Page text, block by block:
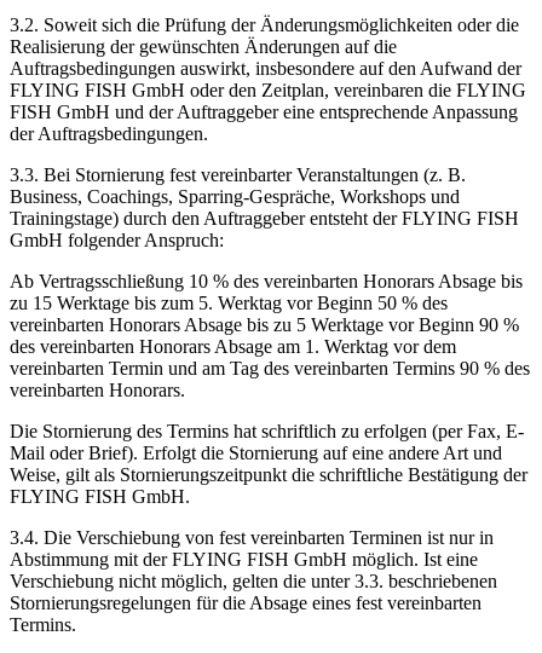
3.2. Soweit sich die Prüfung der Änderungsmöglichkeiten oder die
Realisierung der gewünschten Änderungen auf die
Auftragsbedingungen auswirkt, insbesondere auf den Aufwand der
FLYING FISH GmbH oder den Zeitplan, vereinbaren die FLYING
FISH GmbH und der Auftraggeber eine entsprechende Anpassung
der Auftragsbedingungen.
3.3. Bei Stornierung fest vereinbarter Veranstaltungen (z. B.
Business, Coachings, Sparring-Gespräche, Workshops und
Trainingstage) durch den Auftraggeber entsteht der FLYING FISH
GmbH folgender Anspruch:
Ab Vertragsschließung 10 % des vereinbarten Honorars Absage bis
zu 15 Werktage bis zum 5. Werktag vor Beginn 50 % des
vereinbarten Honorars Absage bis zu 5 Werktage vor Beginn 90 %
des vereinbarten Honorars Absage am 1. Werktag vor dem
vereinbarten Termin und am Tag des vereinbarten Termins 90 % des
vereinbarten Honorars.
Die Stornierung des Termins hat schriftlich zu erfolgen (per Fax, E-
Mail oder Brief). Erfolgt die Stornierung auf eine andere Art und
Weise, gilt als Stornierungszeitpunkt die schriftliche Bestätigung der
FLYING FISH GmbH.
3.4. Die Verschiebung von fest vereinbarten Terminen ist nur in
Abstimmung mit der FLYING FISH GmbH möglich. Ist eine
Verschiebung nicht möglich, gelten die unter 3.3. beschriebenen
Stornierungsregelungen für die Absage eines fest vereinbarten
Termins.